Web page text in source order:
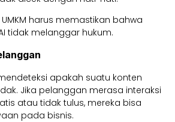
harus memastikan bahwa
tidak melanggar hukum.
apakah suatu konten
Jika pelanggan merasa interaksi
atau tidak tulus, mereka bisa
pada bisnis.